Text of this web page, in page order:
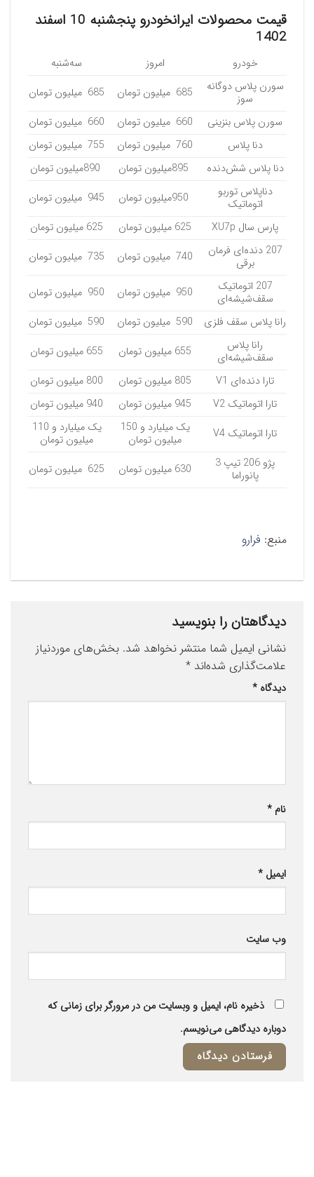
قیمت محصولات ایرانخودرو پنجشنبه 10 اسفند
1402
خودرو امروز
سه‌شنبه
سورن پلاس دوگانه
سوز 685 میلیون تومان
685 میلیون تومان
سورن پلاس بنزینی
660 میلیون تومان
660 میلیون تومان
دنا پلاس
760 میلیون تومان
755 میلیون تومان
دنا پلاس شش‌دنده
دناپلاس توربو
اتوماتیک
945 میلیون تومان
پارس سال XU7p
625 میلیون تومان
625 میلیون تومان
207 دنده‌ای فرمان
برقی 740 میلیون تومان
735 میلیون تومان
207 اتوماتیک
سقف‌شیشه‌ای 950 میلیون تومان
950 میلیون تومان
رانا پلاس سقف فلزی
590 میلیون تومان
590 میلیون تومان
رانا پلاس
سقف‌شیشه‌ای 655 میلیون تومان
655 میلیون تومان
تارا دنده‌ای V1
805 میلیون تومان
800 میلیون تومان
تارا اتوماتیک V2
945 میلیون تومان
940 میلیون تومان
تارا اتوماتیک V4
یک میلیارد و 150
میلیون تومان
یک میلیارد و 110
میلیون تومان
پژو 206 تیپ 3
پانوراما 630 میلیون تومان 625 میلیون تومان
منبع: فرارو
دیدگاهتان را بنویسید
نشانی ایمیل شما منتشر نخواهد شد. بخش‌های موردنیاز
علامت‌گذاری شده‌اند *
دیدگاه *
نام *
ایمیل *
وب‌ سایت
ذخیره نام، ایمیل و وبسایت من در مرورگر برای زمانی که
دوباره دیدگاهی می‌نویسم.